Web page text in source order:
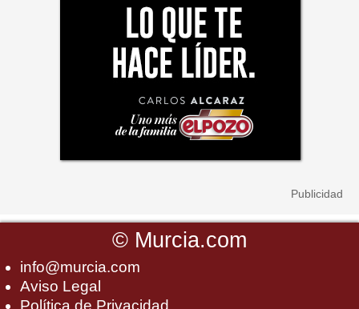
© Murcia.com
info@murcia.com
Aviso Legal
Política de Privacidad